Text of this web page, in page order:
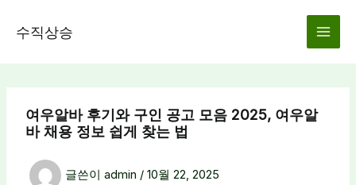
수직상승
여우알바 후기와 구인 공고 모음 2025, 여우알
바 채용 정보 쉽게 찾는 법
글쓴이 admin / 10월 22, 2025